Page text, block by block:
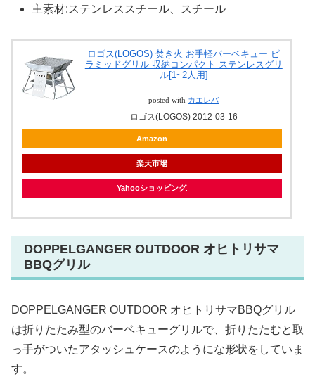
主素材:ステンレススチール、スチール
ロゴス(LOGOS) 焚き火 お手軽バーベキュー ピ
ラミッドグリル 収納コンパクト ステンレスグリ
ル[1~2人用]
posted with カエレバ
ロゴス(LOGOS) 2012-03-16
Amazon
楽天市場
Yahooショッピング
DOPPELGANGER OUTDOOR オヒトリサマ
BBQグリル
DOPPELGANGER OUTDOOR オヒトリサマBBQグリル
は折りたたみ型のバーベキューグリルで、折りたたむと取
っ手がついたアタッシュケースのようにな形状をしていま
す。